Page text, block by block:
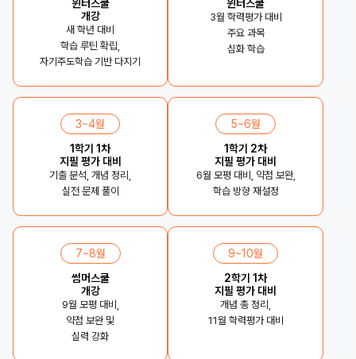
윈터스쿨
개강
새 학년 대비
학습 루틴 확립,
자기주도학습 기반 다지기
윈터스쿨
3월 학력평가 대비
주요 과목
심화 학습
3~4월
1학기 1차
지필 평가 대비
기출 분석, 개념 정리,
실전 문제 풀이
5~6월
1학기 2차
지필 평가 대비
6월 모평 대비, 약점 보완,
학습 방향 재설정
7~8월
썸머스쿨
개강
9월 모평 대비,
약점 보완 및
실력 강화
9~10월
2학기 1차
지필 평가 대비
개념 총 정리,
11월 학력평가 대비